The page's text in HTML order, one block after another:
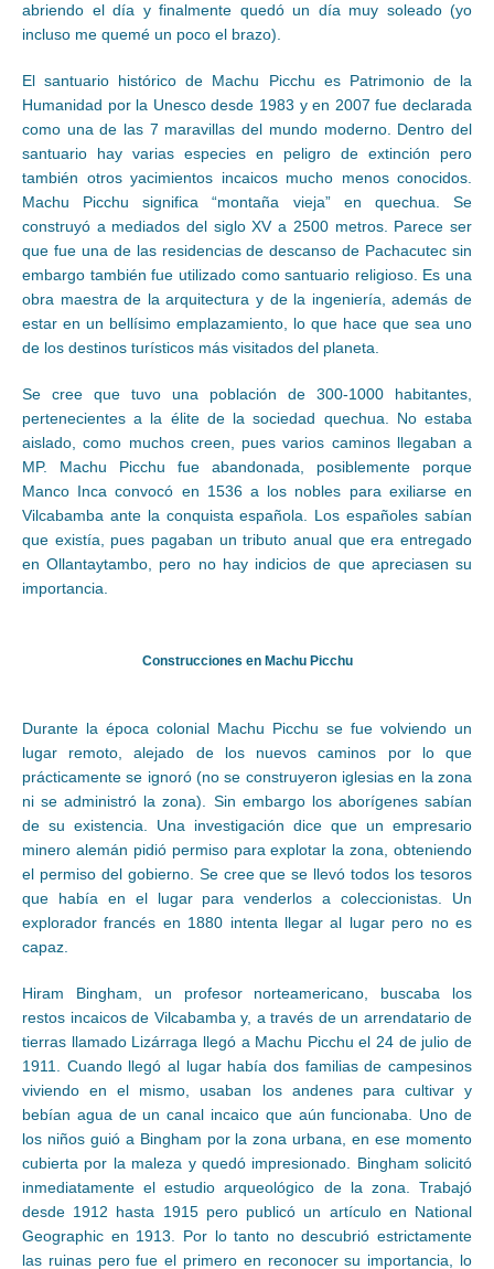
abriendo el día y finalmente quedó un día muy soleado (yo
incluso me quemé un poco el brazo).
El santuario histórico de Machu Picchu es Patrimonio de la
Humanidad por la Unesco desde 1983 y en 2007 fue declarada
como una de las 7 maravillas del mundo moderno. Dentro del
santuario hay varias especies en peligro de extinción pero
también otros yacimientos incaicos mucho menos conocidos.
Machu Picchu significa “montaña vieja” en quechua. Se
construyó a mediados del siglo XV a 2500 metros. Parece ser
que fue una de las residencias de descanso de Pachacutec sin
embargo también fue utilizado como santuario religioso. Es una
obra maestra de la arquitectura y de la ingeniería, además de
estar en un bellísimo emplazamiento, lo que hace que sea uno
de los destinos turísticos más visitados del planeta.
Se cree que tuvo una población de 300-1000 habitantes,
pertenecientes a la élite de la sociedad quechua. No estaba
aislado, como muchos creen, pues varios caminos llegaban a
MP. Machu Picchu fue abandonada, posiblemente porque
Manco Inca convocó en 1536 a los nobles para exiliarse en
Vilcabamba ante la conquista española. Los españoles sabían
que existía, pues pagaban un tributo anual que era entregado
en Ollantaytambo, pero no hay indicios de que apreciasen su
importancia.
Construcciones en Machu Picchu
Durante la época colonial Machu Picchu se fue volviendo un
lugar remoto, alejado de los nuevos caminos por lo que
prácticamente se ignoró (no se construyeron iglesias en la zona
ni se administró la zona). Sin embargo los aborígenes sabían
de su existencia. Una investigación dice que un empresario
minero alemán pidió permiso para explotar la zona, obteniendo
el permiso del gobierno. Se cree que se llevó todos los tesoros
que había en el lugar para venderlos a coleccionistas. Un
explorador francés en 1880 intenta llegar al lugar pero no es
capaz.
Hiram Bingham, un profesor norteamericano, buscaba los
restos incaicos de Vilcabamba y, a través de un arrendatario de
tierras llamado Lizárraga llegó a Machu Picchu el 24 de julio de
1911. Cuando llegó al lugar había dos familias de campesinos
viviendo en el mismo, usaban los andenes para cultivar y
bebían agua de un canal incaico que aún funcionaba. Uno de
los niños guió a Bingham por la zona urbana, en ese momento
cubierta por la maleza y quedó impresionado. Bingham solicitó
inmediatamente el estudio arqueológico de la zona. Trabajó
desde 1912 hasta 1915 pero publicó un artículo en National
Geographic en 1913. Por lo tanto no descubrió estrictamente
las ruinas pero fue el primero en reconocer su importancia, lo